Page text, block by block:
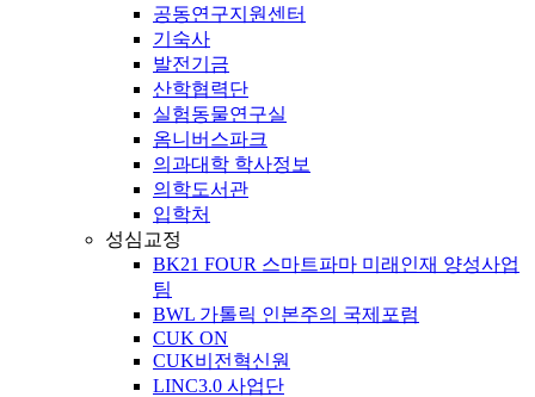
공동연구지원센터
기숙사
발전기금
산학협력단
실험동물연구실
옴니버스파크
의과대학 학사정보
의학도서관
입학처
성심교정
BK21 FOUR 스마트파마 미래인재 양성사업
팀
BWL 가톨릭 인본주의 국제포럼
CUK ON
CUK비전혁신원
LINC3.0 사업단